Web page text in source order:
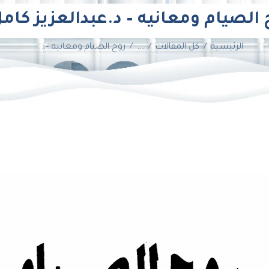
الصيام ومعانيه – د.عبدالعزيز
الرئيسية كل المقالات ... روح الصيام ومعانيه –...